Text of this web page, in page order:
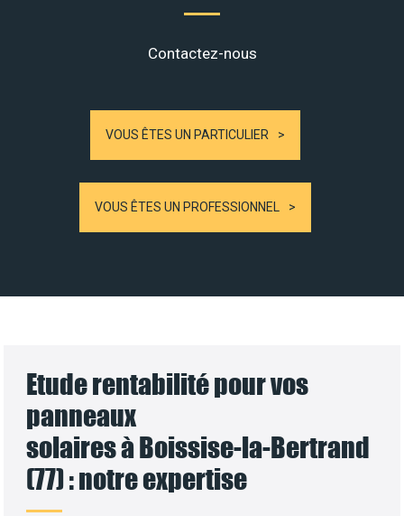
Contactez-nous
VOUS ÊTES UN PARTICULIER
VOUS ÊTES UN PROFESSIONNEL
Etude rentabilité pour vos
panneaux
solaires à Boissise-la-Bertrand
(77) : notre expertise